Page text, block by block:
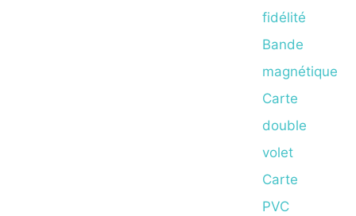
fidélité
Bande
magnétique
Carte
double
volet
Carte
PVC